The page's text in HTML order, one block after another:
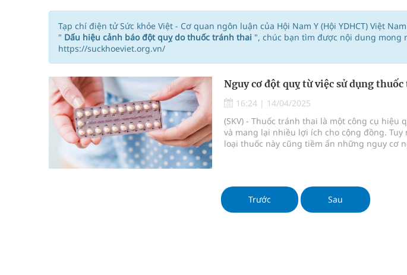
Dự báo thời tiết ngày 08/8/2026: Bắc Bộ nắng nóng, nhiệt độ cao nhất 35 độ
Đắk Lắk: Đẩy nhanh tiến độ khám sức khỏe định kỳ, khám sàng lọc cho người dân
Tổng hợp những cách trị thâm body nách, bẹn, mông cực hiệu quả
Tỷ lệ tật khúc xạ ở trẻ gia tăng: Khuyến nghị của chuyên gia
Nhiều lợi thế để nâng chất lượng y tế
Vương Thành Công: Khi việc học bắt đầu từ trải nghiệm thực tế
Tạp chí điện tử Sức khỏe Việt - Cơ quan ngôn luận của Hội Nam Y (Hội YDHCT) Việt
" Dấu hiệu cảnh báo đột quỵ do thuốc tránh thai ", chúc bạn tìm được nội dung mong
https://suckhoeviet.org.vn/
Nguy cơ đột quỵ từ việc sử dụng
16:24 | 14/04/2025
(SKV) - Thuốc tránh thai là một công cụ hiệu
và mang lại nhiều lợi ích cho cộng đồng.
loại thuốc này cũng tiềm ẩn những nguy cơ
Trước Sau